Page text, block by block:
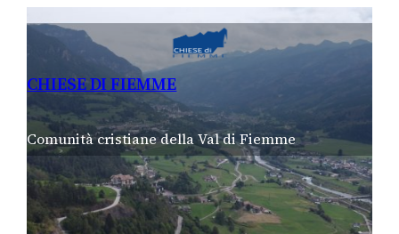
CHIESE DI FIEMME
Comunità cristiane della Val di Fiemme